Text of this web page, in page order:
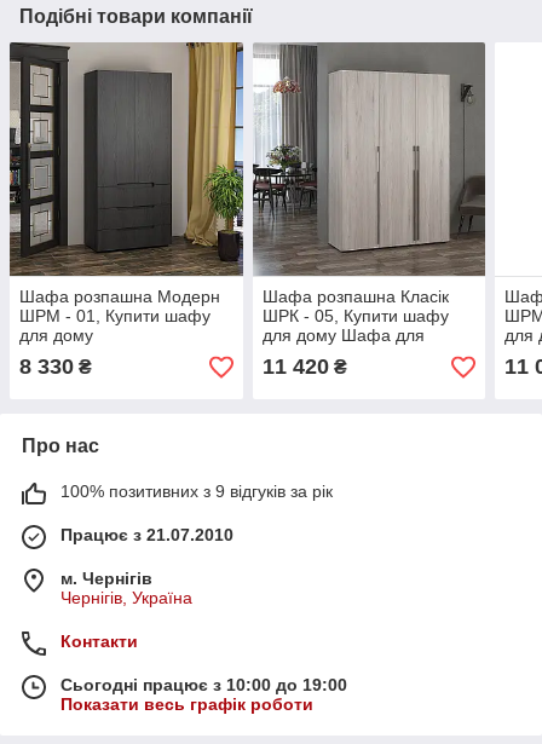
Подібні товари компанії
Шафа розпашна Модерн
ШРМ - 01, Купити шафу
для дому
8 330 ₴
Шафа розпашна Класік
ШРК - 05, Купити шафу
для дому Шафа для
11 420₴
ШРМ
для
11
Про нас
100% позитивних з 9 відгуків за рік
Працює з 21.07.2010
м. Чернігів
Чернігів, Україна
Контакти
Сьогодні працює з 10:00 до 19:00
Показати весь графік роботи